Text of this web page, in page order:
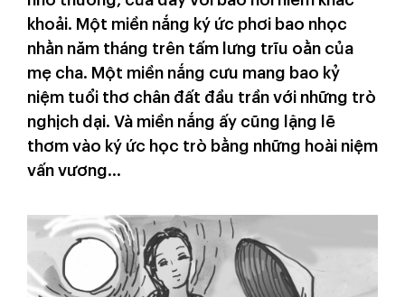
khoải. Một miền nắng ký ức phơi bao nhọc
nhằn năm tháng trên tấm lưng trĩu oằn của
mẹ cha. Một miền nắng cưu mang bao kỷ
niệm tuổi thơ chân đất đầu trần với những trò
nghịch dại. Và miền nắng ấy cũng lặng lẽ
thơm vào ký ức học trò bằng những hoài niệm
vấn vương…